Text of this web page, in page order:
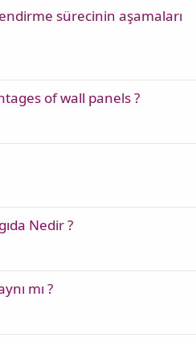
sürecinin aşamaları
of wall panels ?
Nedir ?
mı ?